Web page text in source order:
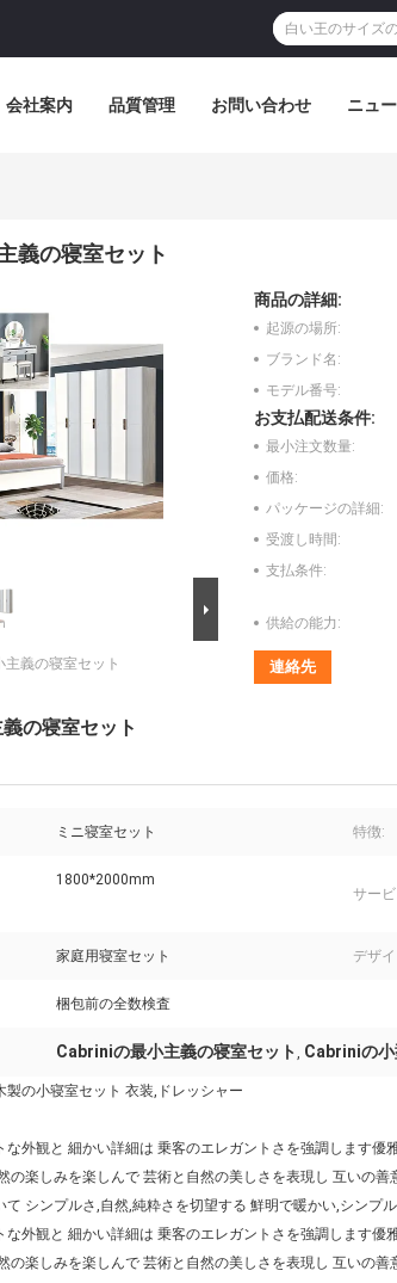
会社案内 品質管理 お問い合わせ ニュ
義の寝室セット
主義の寝室セット
商品の詳細:
起源の場所:
ブランド名:
モデル番号:
お支払配送条件:
最小注文数量:
価格:
パッケージの詳細:
受渡し時間:
支払条件:
供給の能力:
連絡先
の寝室セット
ミニ寝室セット 特徴:
1800*2000mm
サー
家庭用寝室セット デザ
梱包前の全数検査
Cabriniの最小主義の寝室セット, Cabriniの
製の小寝室セット 衣装,ドレッシャー
な外観と 細かい詳細は 乗客のエレガントさを強調します優
の楽しみを楽しんで 芸術と自然の美しさを表現し 互いの
て シンプルさ,自然,純粋さを切望する 鮮明で暖かい,シンプ
な外観と 細かい詳細は 乗客のエレガントさを強調します優
の楽しみを楽しんで 芸術と自然の美しさを表現し 互いの